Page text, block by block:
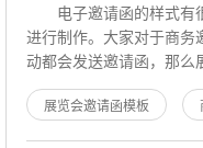
电子邀请函的样式有
进行制作。大家对于商务
动都会发送邀请函，那么
遇柬你邀请函小编就说说
展览会邀请函模板